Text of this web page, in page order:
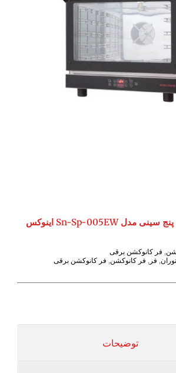
فر کانوکشن برقی پنج سینی مدل Sn-Sp-005EW اینوکس
, فر کانوکشن برقی
, فر , فر کانوکشن, فر کانوکشن برقی
توضیحات